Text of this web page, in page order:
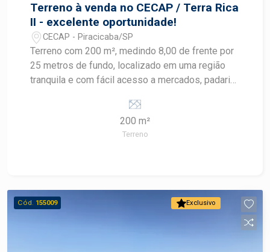
Terreno à venda no CECAP / Terra Rica
II - excelente oportunidade!
CECAP - Piracicaba/SP
Terreno com 200 m², medindo 8,00 de frente por
25 metros de fundo, localizado em uma região
tranquila e com fácil acesso a mercados, padaria,
excelente opção para quem deseja realizar o
sonho da casa própria e construir do seu jeito, em
um bairro com praticidade e boa localização.
financiamento de terreno - Ótima opção para
construir Uma oportunidade ideal para morar ou
200 m²
Terreno
Exclusivo
Cód. 155009